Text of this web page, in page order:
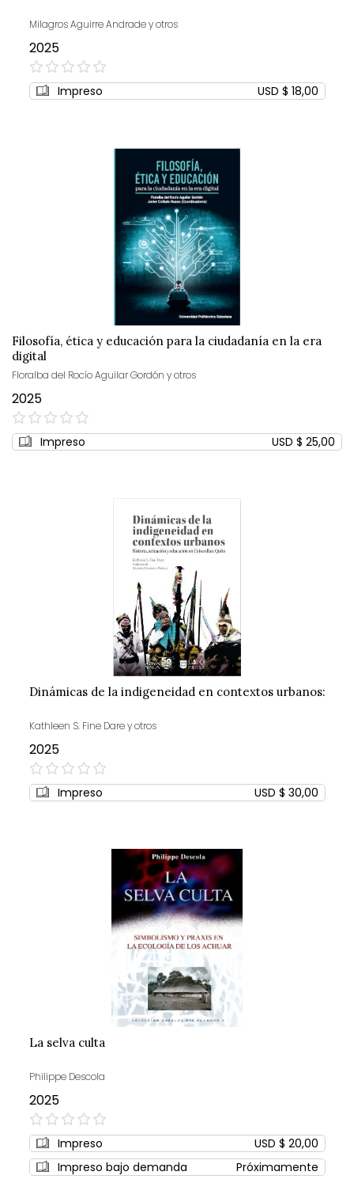
Milagros Aguirre Andrade y otros
2025
0%
Impreso USD $ 18,00
Filosofía, ética y educación para la ciudadanía en la era
digital
Floralba del Rocío Aguilar Gordón y otros
2025
0%
Impreso USD $ 25,00
Dinámicas de la indigeneidad en contextos urbanos:
Kathleen S. Fine Dare y otros
2025
0%
Impreso USD $ 30,00
La selva culta
Philippe Descola
2025
0%
Impreso
USD $ 20,00
Impreso bajo demanda
Próximamente